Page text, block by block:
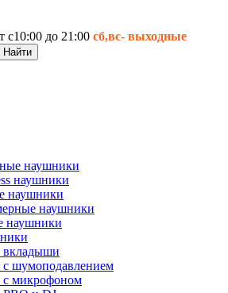
с10:00 до 21:00 сб,вс- выходные
наушники
наушники
наушники
наушники
наушники
шумоподавлением
микрофоном